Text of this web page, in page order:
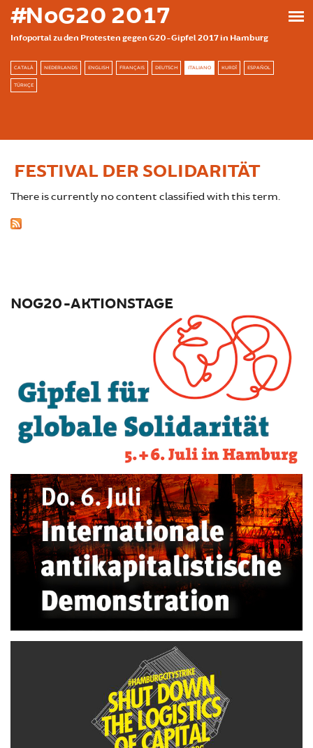
Skip to main content
#NoG20 2017
Infoportal zu den Protesten gegen G20-Gipfel 2017 in Hamburg
CATALÀ NEDERLANDS ENGLISH FRANÇAIS DEUTSCH ITALIANO KURDÎ ESPAÑOL
TÜRKÇE
FESTIVAL DER SOLIDARITÄT
There is currently no content classified with this term.
NOG20-AKTIONSTAGE